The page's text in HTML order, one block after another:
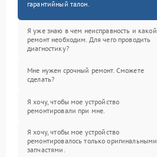
гарантийный талон.
Я уже знаю в чем неисправность и какой
ремонт необходим. Для чего проводить
диагностику?
Мне нужен срочный ремонт. Сможете
сделать?
Я хочу, чтобы мое устройство
ремонтировали при мне.
Я хочу, чтобы мое устройство
ремонтировалось только оригинальными
запчастями.